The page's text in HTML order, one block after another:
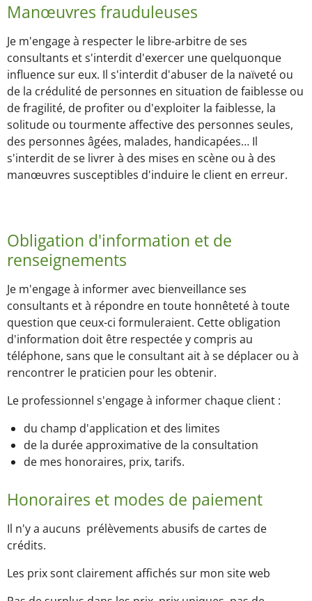
Manœuvres frauduleuses
Je m'engage à respecter le libre-arbitre de ses
consultants et s'interdit d'exercer une quelquonque
influence sur eux. Il s'interdit d'abuser de la naïveté ou
de la crédulité de personnes en situation de faiblesse ou
de fragilité, de profiter ou d'exploiter la faiblesse, la
solitude ou tourmente affective des personnes seules,
des personnes âgées, malades, handicapées… Il
s'interdit de se livrer à des mises en scène ou à des
manœuvres susceptibles d'induire le client en erreur.
Obligation d'information et de
renseignements
Je m'engage à informer avec bienveillance ses
consultants et à répondre en toute honnêteté à toute
question que ceux-ci formuleraient. Cette obligation
d'information doit être respectée y compris au
téléphone, sans que le consultant ait à se déplacer ou à
rencontrer le praticien pour les obtenir.
Le professionnel s'engage à informer chaque client :
du champ d'application et des limites
de la durée approximative de la consultation
de mes honoraires, prix, tarifs.
Honoraires et modes de paiement
Il n'y a aucuns prélèvements abusifs de cartes de
crédits.
Les prix sont clairement affichés sur mon site web